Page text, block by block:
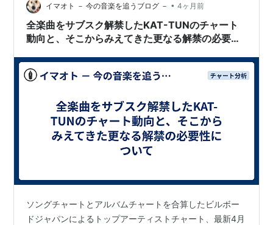
イマオト － 今の音楽を追うブログ － • 4ヶ月前
全楽曲をサブスク解禁したKAT-TUNのチャート
動向と、そこからみえてきた更なる解禁の必要性
ソングチャートとアルバムチャートを合算したビルボー
ドジャパンによるトップアーティストチャート、最新4月